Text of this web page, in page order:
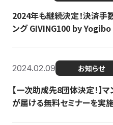
2024年も継続決定！決済手
ング GIVING100 by Yogibo
2024.02.09 お知らせ
【一次助成先8団体決定！】
が届ける無料セミナーを実